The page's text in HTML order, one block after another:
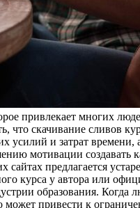
привлекает многих
скачивание сливов
и затрат времени,
мотивации создавать
предлагается
у автора или
образования.
привести к